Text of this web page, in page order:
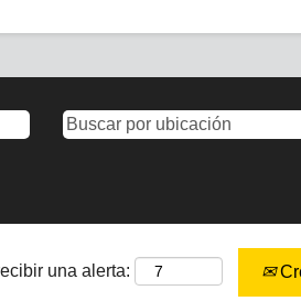
una alerta: